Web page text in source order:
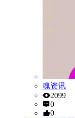
魂资讯
2099
0
0